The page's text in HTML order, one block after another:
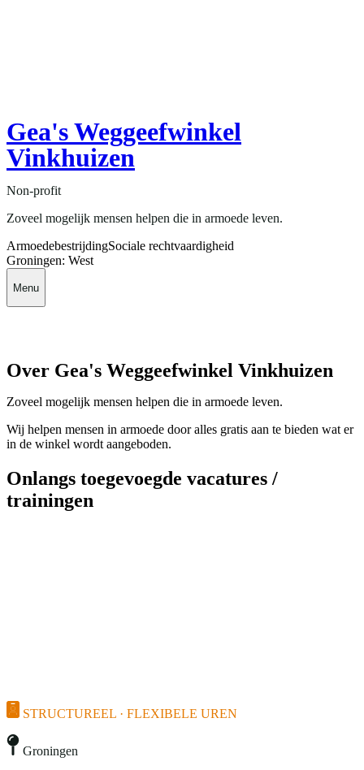
Gea's Weggeefwinkel
Vinkhuizen
Non-profit
Zoveel mogelijk mensen helpen die in armoede leven.
ArmoedebestrijdingSociale rechtvaardigheid
Groningen: West
Menu
Over Gea's Weggeefwinkel Vinkhuizen
Zoveel mogelijk mensen helpen die in armoede leven.
Wij helpen mensen in armoede door alles gratis aan te bieden wat er
in de winkel wordt aangeboden.
Onlangs toegevoegde vacatures /
trainingen
STRUCTUREEL · FLEXIBELE UREN
Groningen